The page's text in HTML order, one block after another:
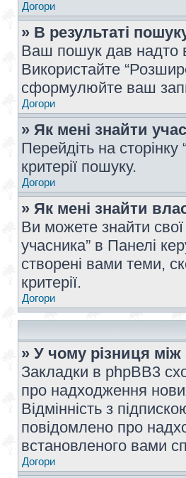
Догори
» В результаті
Ваш пошук дав надто
Використайте
сформулюйте ваш
Догори
» Як мені знайти
Перейдіть на сторінку
критерії пошуку.
Догори
» Як мені знайти
Ви можете знайти
учасника” в Панелі
створені вами теми,
критерії.
Догори
» У чому різниця
Закладки в phpBB3
про надходження
Відмінність з
повідомлено про
встановленого вами
Догори